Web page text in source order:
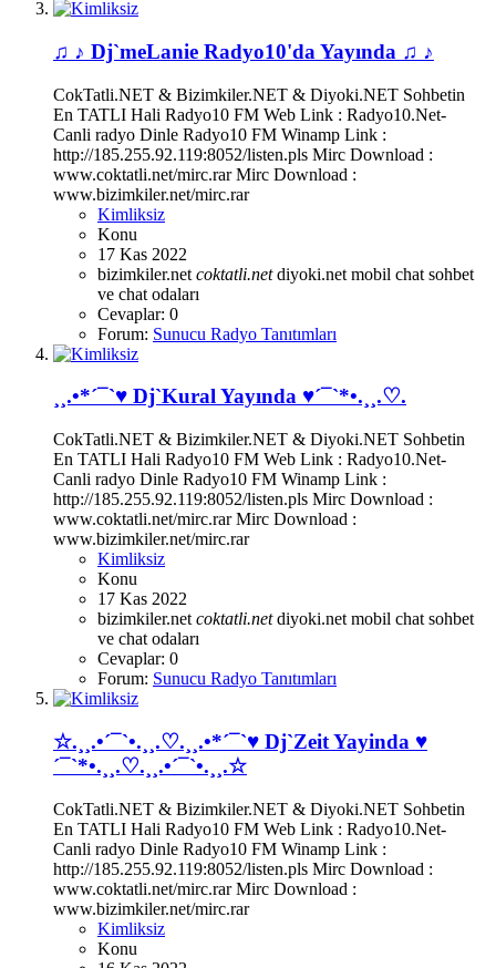
♫ ♪ Dj`meLanie Radyo10'da Yayında ♫ ♪
CokTatli.NET & Bizimkiler.NET & Diyoki.NET Sohbetin
En TATLI Hali Radyo10 FM Web Link : Radyo10.Net-
Canli radyo Dinle Radyo10 FM Winamp Link :
http://185.255.92.119:8052/listen.pls Mirc Download :
www.coktatli.net/mirc.rar Mirc Download :
www.bizimkiler.net/mirc.rar
Kimliksiz
Konu
17 Kas 2022
bizimkiler.net coktatli.net diyoki.net mobil chat sohbet
ve chat odaları
Cevaplar: 0
Forum: Sunucu Radyo Tanıtımları
¸¸.•*´¯`♥ Dj`Kural Yayında ♥´¯`*•.¸¸.♡.
CokTatli.NET & Bizimkiler.NET & Diyoki.NET Sohbetin
En TATLI Hali Radyo10 FM Web Link : Radyo10.Net-
Canli radyo Dinle Radyo10 FM Winamp Link :
http://185.255.92.119:8052/listen.pls Mirc Download :
www.coktatli.net/mirc.rar Mirc Download :
www.bizimkiler.net/mirc.rar
Kimliksiz
Konu
17 Kas 2022
bizimkiler.net coktatli.net diyoki.net mobil chat sohbet
ve chat odaları
Cevaplar: 0
Forum: Sunucu Radyo Tanıtımları
☆.¸¸.•´¯`•.¸¸.♡.¸¸.•*´¯`♥ Dj`Zeit Yayinda ♥
´¯`*•.¸¸.♡.¸¸.•´¯`•.¸¸.☆
CokTatli.NET & Bizimkiler.NET & Diyoki.NET Sohbetin
En TATLI Hali Radyo10 FM Web Link : Radyo10.Net-
Canli radyo Dinle Radyo10 FM Winamp Link :
http://185.255.92.119:8052/listen.pls Mirc Download :
www.coktatli.net/mirc.rar Mirc Download :
www.bizimkiler.net/mirc.rar
Kimliksiz
Konu